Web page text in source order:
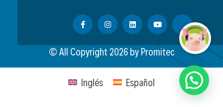
© All Copyright 2026by Promitec
Inglés Español